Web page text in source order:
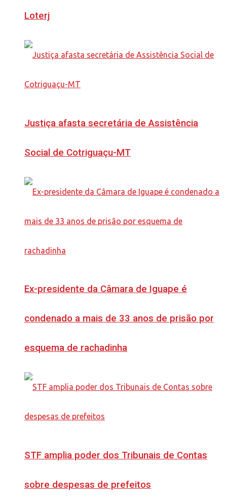
Loterj
Justiça afasta secretária de Assistência
Social de Cotriguaçu-MT
Ex-presidente da Câmara de Iguape é
condenado a mais de 33 anos de prisão por
esquema de rachadinha
STF amplia poder dos Tribunais de Contas
sobre despesas de prefeitos